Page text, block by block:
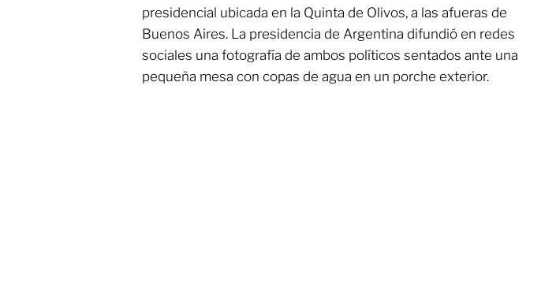
presidencial ubicada en la Quinta de Olivos, a las afueras de
Buenos Aires. La presidencia de Argentina difundió en redes
sociales una fotografía de ambos políticos sentados ante una
pequeña mesa con copas de agua en un porche exterior.